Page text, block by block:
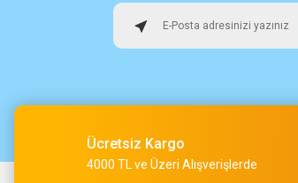
Çok hızlı kargo ve çok güzel destek ekibi
O... A... | 15/05/2026
Hızlı bir şekilde kargoya verildi ve elime
Ücretsiz Kargo
4000 TL ve Üzeri Alışverişlerde